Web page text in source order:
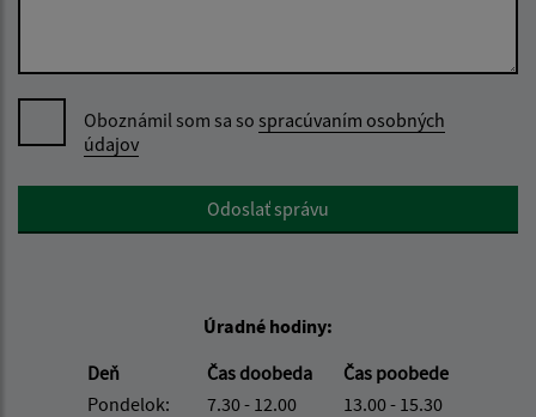
Oboznámil som sa so spracúvaním osobných
údajov
Google reCaptcha ResponseOdoslať správu
Úradné hodiny:
Deň
Čas doobeda
Čas poobede
Pondelok:
7.30 - 12.00
13.00 - 15.30